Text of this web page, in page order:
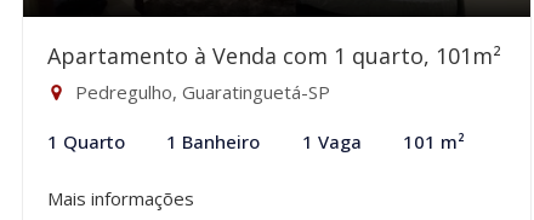
Apartamento à Venda com 1 quarto, 101m²
Pedregulho, Guaratinguetá-SP
1 Quarto 1 Banheiro 1 Vaga 101 m²
Mais informações